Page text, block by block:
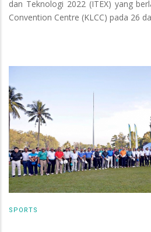
dan Teknologi 2022 (ITEX) yang
Convention Centre (KLCC) pada 26
SPORTS